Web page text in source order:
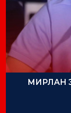
МИРЛАН